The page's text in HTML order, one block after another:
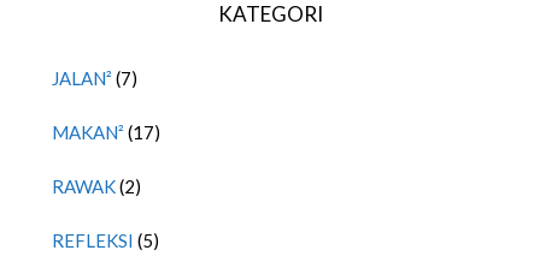
KATEGORI
JALAN² (7)
MAKAN² (17)
RAWAK(2)
REFLEKSI (5)